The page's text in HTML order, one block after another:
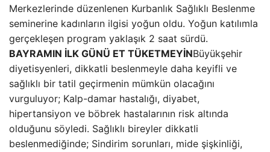
Merkezlerinde düzenlenen Kurbanlık Sağlıklı Beslenme
seminerine kadınların ilgisi yoğun oldu. Yoğun katılımla
gerçekleşen program yaklaşık 2 saat sürdü.
BAYRAMIN İLK GÜNÜ ET TÜKETMEYİNBüyükşehir
diyetisyenleri, dikkatli beslenmeyle daha keyifli ve
sağlıklı bir tatil geçirmenin mümkün olacağını
vurguluyor; Kalp-damar hastalığı, diyabet,
hipertansiyon ve böbrek hastalarının risk altında
olduğunu söyledi. Sağlıklı bireyler dikkatli
beslenmediğinde; Sindirim sorunları, mide şişkinliği,